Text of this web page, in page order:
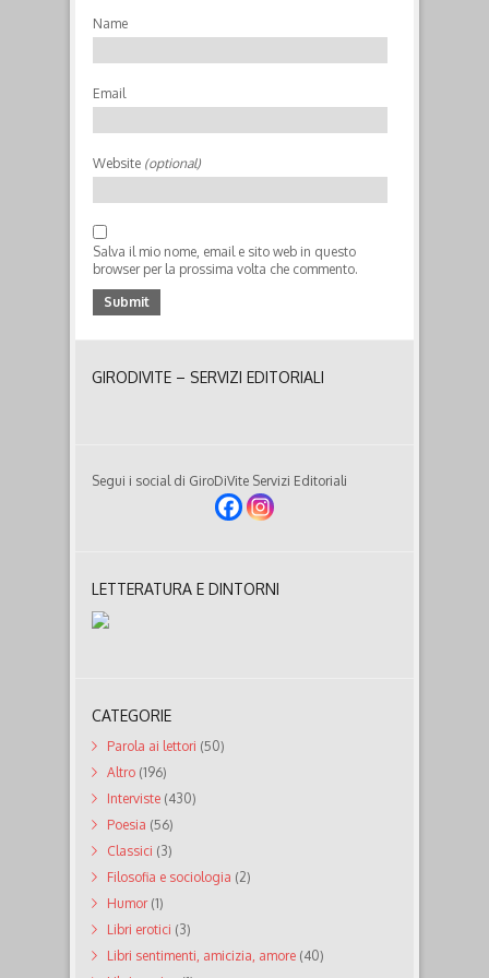
dei Cinque di Monteverde, i cui diritti sono stati
ceduti per la trasposizione televisiva e la
realizzazione di una...
Name
Email
Website (optional)
Salva il mio nome, email e sito web in questo
browser per la prossima volta che commento.
GIRODIVITE – SERVIZI EDITORIALI
Segui i social di GiroDiVite Servizi Editoriali
LETTERATURA E DINTORNI
CATEGORIE
Parola ai lettori (50)
Altro (196)
Interviste (430)
Poesia (56)
Classici (3)
Filosofia e sociologia (2)
Humor(1)
Libri erotici (3)
Libri sentimenti, amicizia, amore (40)